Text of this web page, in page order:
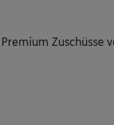
Zuschüsse